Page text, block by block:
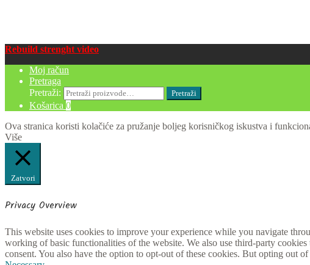
Rebuild strenght video
Moj račun
Pretraga
Pretraži:
Pretraži
Košarica 0
Ova stranica koristi kolačiće za pružanje boljeg korisničkog iskustva i
Više
Zatvori
Privacy Overview
This website uses cookies to improve your experience while you navigate
working of basic functionalities of the website. We also use third-party
consent. You also have the option to opt-out of these cookies. But opting out